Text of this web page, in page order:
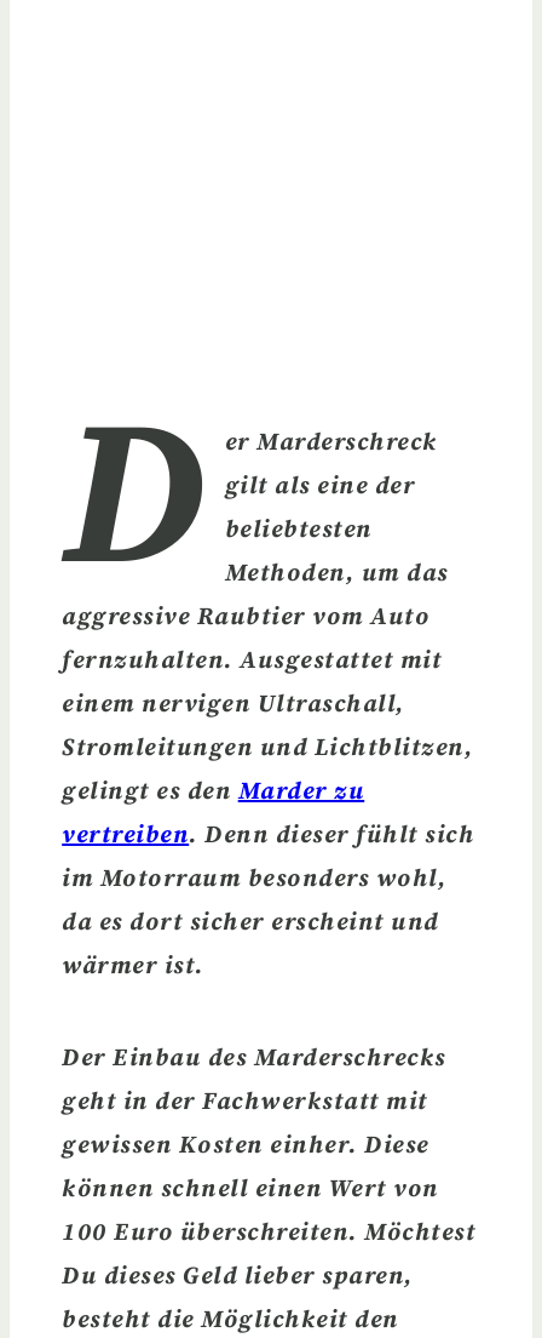
D
er Marderschreck
gilt als eine der
beliebtesten
Methoden, um das
aggressive Raubtier vom Auto
fernzuhalten.Ausgestattet mit
einem nervigen Ultraschall,
Stromleitungen und Lichtblitzen,
gelingt es denMarder zu
vertreiben. Denn dieser fühlt sich
im Motorraum besonders wohl,
da es dort sicher erscheint und
wärmer ist.
DerEinbau des Marderschrecks
geht in der Fachwerkstatt mit
gewissen Kosten einher. Diese
können schnell einen Wert von
100 Euro überschreiten. Möchtest
Du dieses Geld lieber sparen,
besteht die Möglichkeit den